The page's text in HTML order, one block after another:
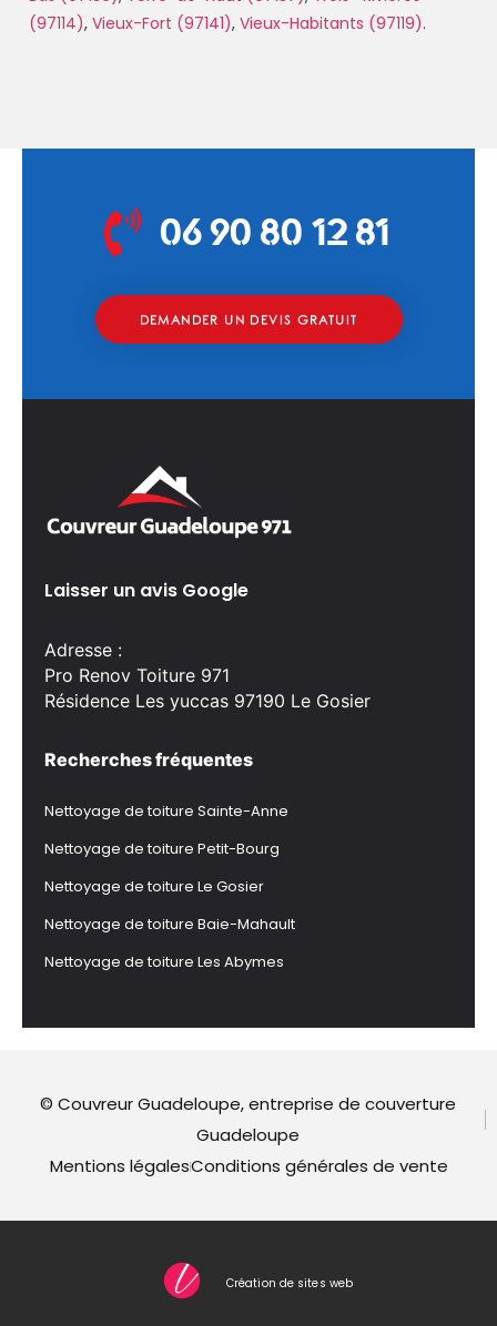
(97114), Vieux-Fort (97141), Vieux-Habitants (97119).
Laisser un avis Google
Adresse :
Pro Renov Toiture 971
Résidence Les yuccas 97190 Le Gosier
Recherches fréquentes
Nettoyage de toiture Sainte-Anne
Nettoyage de toiture Petit-Bourg
Nettoyage de toiture Le Gosier
Nettoyage de toiture Baie-Mahault
Nettoyage de toiture Les Abymes
06 90 80 12 81
DEMANDER UN DEVIS GRATUIT
© Couvreur Guadeloupe, entreprise de couverture
Guadeloupe
Mentions légalesConditions générales de vente
Création de sites web